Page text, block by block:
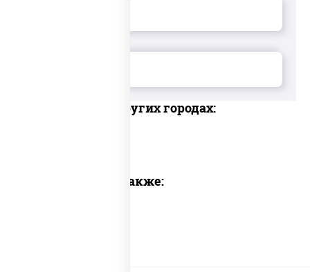
Доставка в других городах:
Предлагаем также: